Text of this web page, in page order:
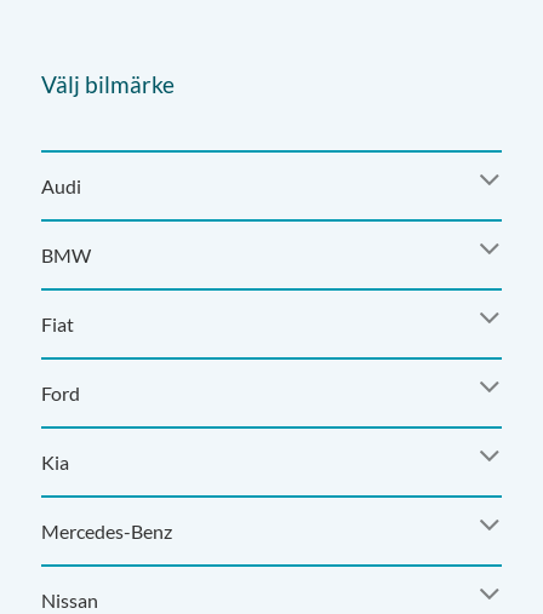
Välj bilmärke
Audi
BMW
Fiat
Ford
Kia
Mercedes-Benz
Nissan